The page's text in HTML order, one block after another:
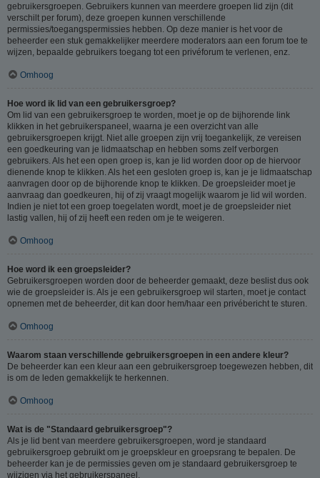
gebruikersgroepen. Gebruikers kunnen van meerdere groepen lid zijn (dit
verschilt per forum), deze groepen kunnen verschillende
permissies/toegangspermissies hebben. Op deze manier is het voor de
beheerder een stuk gemakkelijker meerdere moderators aan een forum toe te
wijzen, bepaalde gebruikers toegang tot een privéforum te verlenen, enz.
Omhoog
Hoe word ik lid van een gebruikersgroep?
Om lid van een gebruikersgroep te worden, moet je op de bijhorende link
klikken in het gebruikerspaneel, waarna je een overzicht van alle
gebruikersgroepen krijgt. Niet alle groepen zijn vrij toegankelijk, ze vereisen
een goedkeuring van je lidmaatschap en hebben soms zelf verborgen
gebruikers. Als het een open groep is, kan je lid worden door op de hiervoor
dienende knop te klikken. Als het een gesloten groep is, kan je je lidmaatschap
aanvragen door op de bijhorende knop te klikken. De groepsleider moet je
aanvraag dan goedkeuren, hij of zij vraagt mogelijk waarom je lid wil worden.
Indien je niet tot een groep toegelaten wordt, moet je de groepsleider niet
lastig vallen, hij of zij heeft een reden om je te weigeren.
Omhoog
Hoe word ik een groepsleider?
Gebruikersgroepen worden door de beheerder gemaakt, deze beslist dus ook
wie de groepsleider is. Als je een gebruikersgroep wil starten, moet je contact
opnemen met de beheerder, dit kan door hem/haar een privébericht te sturen.
Omhoog
Waarom staan verschillende gebruikersgroepen in een andere kleur?
De beheerder kan een kleur aan een gebruikersgroep toegewezen hebben, dit
is om de leden gemakkelijk te herkennen.
Omhoog
Wat is de "Standaard gebruikersgroep"?
Als je lid bent van meerdere gebruikersgroepen, word je standaard
gebruikersgroep gebruikt om je groepskleur en groepsrang te bepalen. De
beheerder kan je de permissies geven om je standaard gebruikersgroep te
wijzigen via het gebruikerspaneel.